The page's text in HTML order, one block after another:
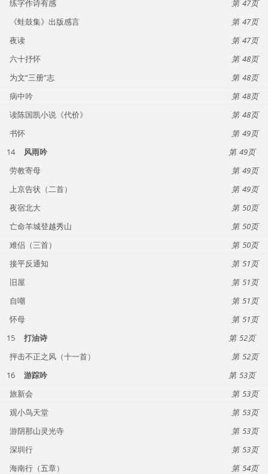
练字作诗有感
47
《蛙鼓集》出版感言
47
夜读
47
六十抒怀
48
为文“三册”志
48
病中吟
48
读陈国凯小说《代价》
48
书怀
49
14
风雨吟
49
劳教寄母
49
上京告状（二首）
49
夜宿北大
50
亡命羊城登越秀山
50
难侣（三首）
50
接平反通知
51
旧屋
51
自嘲
51
怀母
51
15
打油诗
52
抨击不正之风（十一首）
52
16
游踪吟
53
旅新会
53
观小鸟天堂
53
游阴那山灵光寺
53
深圳行
53
海南行（五章）
54